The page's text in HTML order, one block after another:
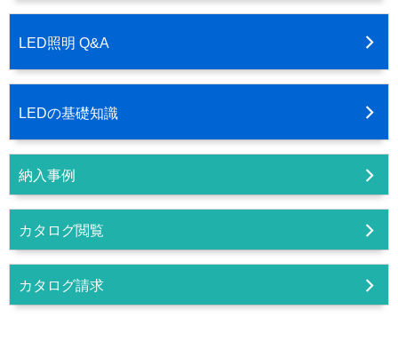
LED照明 Q&A
LEDの基礎知識
納入事例
カタログ閲覧
カタログ請求